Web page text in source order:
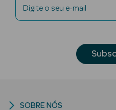
Solares Bebé e
Rosto e
Digite o seu e-mail
SOBRE NÓS